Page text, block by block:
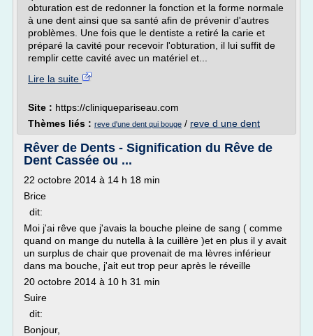
obturation est de redonner la fonction et la forme normale
à une dent ainsi que sa santé afin de prévenir d'autres
problèmes. Une fois que le dentiste a retiré la carie et
préparé la cavité pour recevoir l'obturation, il lui suffit de
remplir cette cavité avec un matériel et...
Lire la suite
Site : https://cliniquepariseau.com
Thèmes liés : reve d'une dent qui bouge / reve d une dent
Rêver de Dents - Signification du Rêve de
Dent Cassée ou ...
22 octobre 2014 à 14 h 18 min
Brice
dit:
Moi j'ai rêve que j'avais la bouche pleine de sang ( comme
quand on mange du nutella à la cuillère )et en plus il y avait
un surplus de chair que provenait de ma lèvres inférieur
dans ma bouche, j'ait eut trop peur après le réveille
20 octobre 2014 à 10 h 31 min
Suire
dit:
Bonjour,